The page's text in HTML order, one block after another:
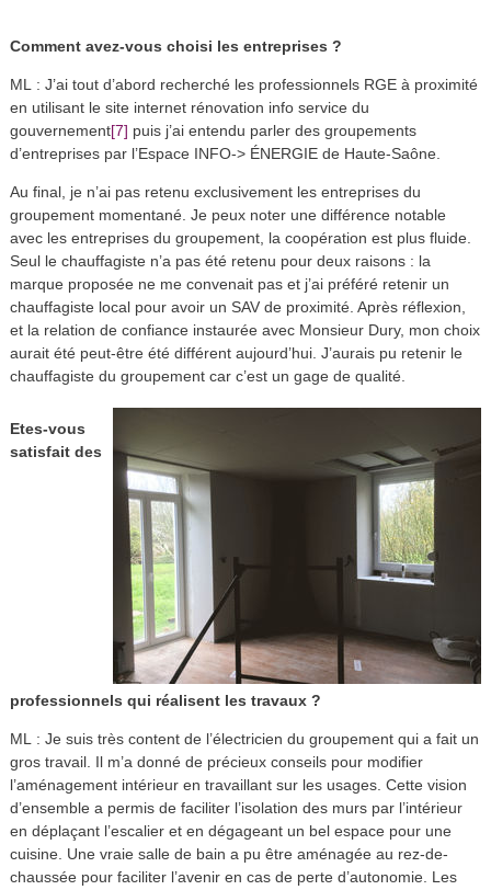
Comment avez-vous choisi les entreprises ?
ML : J’ai tout d’abord recherché les professionnels RGE à proximité
en utilisant le site internet rénovation info service du
gouvernement[7] puis j’ai entendu parler des groupements
d’entreprises par l’Espace INFO-> ÉNERGIE de Haute-Saône.
Au final, je n’ai pas retenu exclusivement les entreprises du
groupement momentané. Je peux noter une différence notable
avec les entreprises du groupement, la coopération est plus fluide.
Seul le chauffagiste n’a pas été retenu pour deux raisons : la
marque proposée ne me convenait pas et j’ai préféré retenir un
chauffagiste local pour avoir un SAV de proximité. Après réflexion,
et la relation de confiance instaurée avec Monsieur Dury, mon choix
aurait été peut-être été différent aujourd’hui. J’aurais pu retenir le
chauffagiste du groupement car c’est un gage de qualité.
Etes-vous
satisfait des
professionnels qui réalisent les travaux ?
ML : Je suis très content de l’électricien du groupement qui a fait un
gros travail. Il m’a donné de précieux conseils pour modifier
l’aménagement intérieur en travaillant sur les usages. Cette vision
d’ensemble a permis de faciliter l’isolation des murs par l’intérieur
en déplaçant l’escalier et en dégageant un bel espace pour une
cuisine. Une vraie salle de bain a pu être aménagée au rez-de-
chaussée pour faciliter l’avenir en cas de perte d’autonomie. Les